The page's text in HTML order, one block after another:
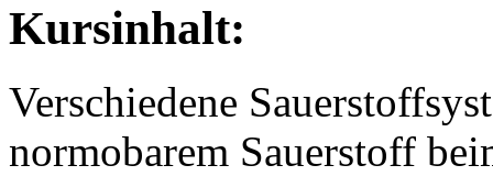
Kursinhalt:
Verschiedene
normobarem Sauerstoff